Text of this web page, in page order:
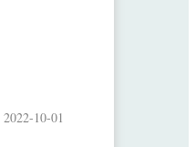
2022-10-01